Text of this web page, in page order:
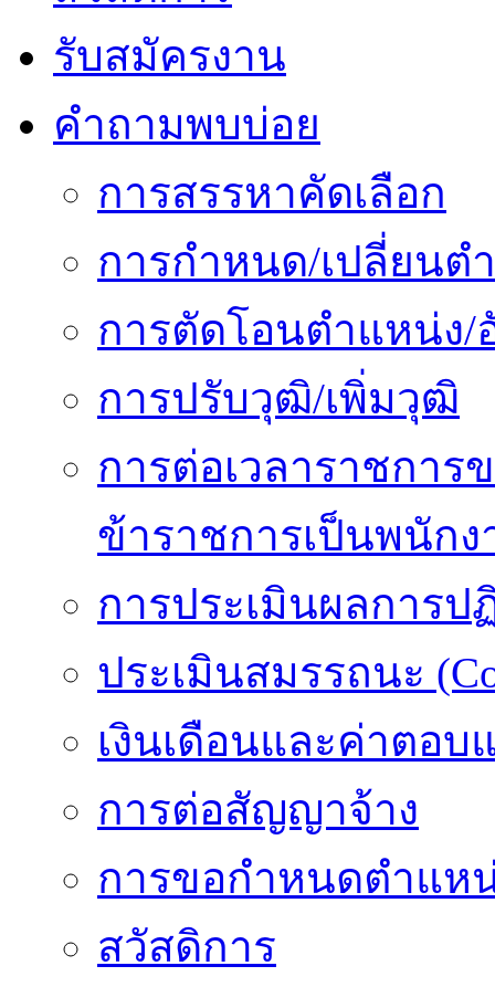
รับสมัครงาน
คำถามพบบ่อย
การสรรหาคัดเลือก
การกำหนด/เปลี่ยนต
การตัดโอนตำแหน่ง/
การปรับวุฒิ/เพิ่มวุฒิ
การต่อเวลาราชการ
ข้าราชการเป็นพนักง
การประเมินผลการป
ประเมินสมรรถนะ
เงินเดือนและค่าตอบ
การต่อสัญญาจ้าง
การขอกำหนดตำแห
สวัสดิการ